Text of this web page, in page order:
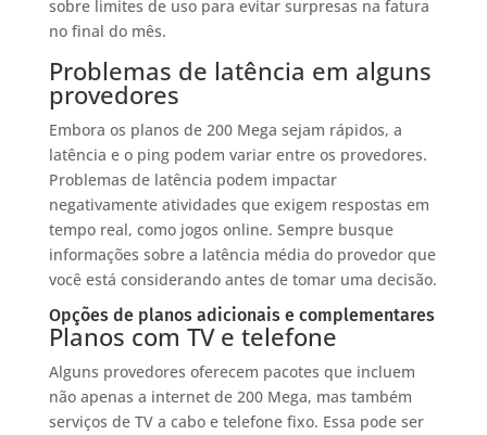
sobre limites de uso para evitar surpresas na fatura
no final do mês.
Problemas de latência em alguns
provedores
Embora os planos de 200 Mega sejam rápidos, a
latência e o ping podem variar entre os provedores.
Problemas de latência podem impactar
negativamente atividades que exigem respostas em
tempo real, como jogos online. Sempre busque
informações sobre a latência média do provedor que
você está considerando antes de tomar uma decisão.
Opções de planos adicionais e complementares
Planos com TV e telefone
Alguns provedores oferecem pacotes que incluem
não apenas a internet de 200 Mega, mas também
serviços de TV a cabo e telefone fixo. Essa pode ser